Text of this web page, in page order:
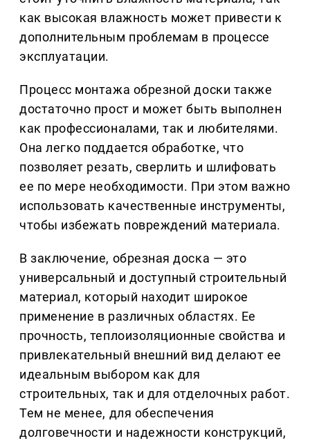
как высокая влажность может привести к
дополнительным проблемам в процессе
эксплуатации.
Процесс монтажа обрезной доски также
достаточно прост и может быть выполнен
как профессионалами, так и любителями.
Она легко поддается обработке, что
позволяет резать, сверлить и шлифовать
ее по мере необходимости. При этом важно
использовать качественные инструменты,
чтобы избежать повреждений материала.
В заключение, обрезная доска — это
универсальный и доступный строительный
материал, который находит широкое
применение в различных областях. Ее
прочность, теплоизоляционные свойства и
привлекательный внешний вид делают ее
идеальным выбором как для
строительных, так и для отделочных работ.
Тем не менее, для обеспечения
долговечности и надежности конструкций,